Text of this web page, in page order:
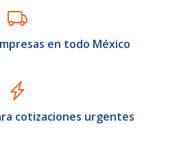
en todo México
cotizaciones urgentes